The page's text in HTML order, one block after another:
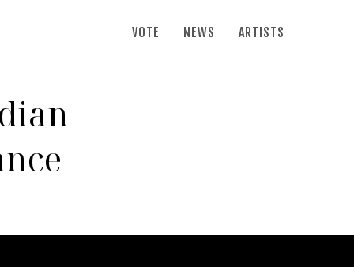
VOTE NEWS ARTISTS